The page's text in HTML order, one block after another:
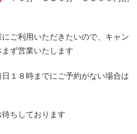
ご利用いただきたいので、キャン
ず営業いたします
１８時までにご予約がない場合は
ちしております